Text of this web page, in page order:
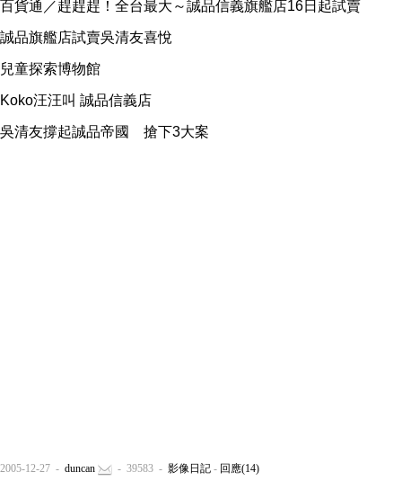
百貨通／趕趕趕！全台最大～誠品信義旗艦店16日起試賣
誠品旗艦店試賣吳清友喜悅
兒童探索博物館
Koko汪汪叫 誠品信義店
吳清友撐起誠品帝國 搶下3大案
2005-12-27 - duncan - 39583 - 影像日記 - 回應(14)